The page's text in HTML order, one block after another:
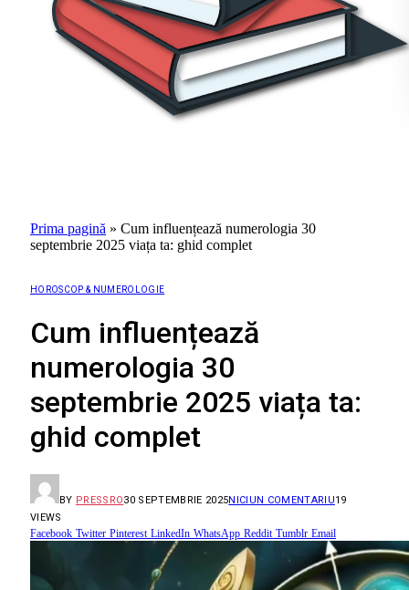
Prima pagină » Cum influențează numerologia 30
septembrie 2025 viața ta: ghid complet
HOROSCOP & NUMEROLOGIE
Cum influențează
numerologia 30
septembrie 2025 viața ta:
ghid complet
BY PRESSRO30 SEPTEMBRIE 2025NICIUN COMENTARIU19
VIEWS
Facebook Twitter Pinterest LinkedIn WhatsApp Reddit Tumblr Email